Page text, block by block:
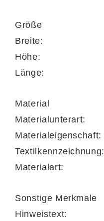
ist.
Größe
Breite:
Höhe:
Länge:
Material
Materialunterart:
Materialeigenschaft:
Textilkennzeichnung:
Materialart:
Sonstige Merkmale
Hinweistext: